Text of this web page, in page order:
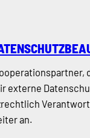
externe
an.